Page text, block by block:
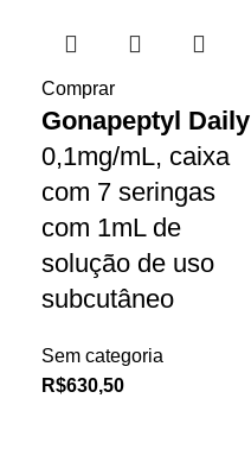
Comprar
Gonapeptyl Daily
0,1mg/mL, caixa
com 7 seringas
com 1mL de
solução de uso
subcutâneo
Sem categoria
R$630,50